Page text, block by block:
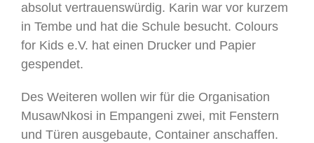
absolut vertrauenswürdig. Karin war vor kurzem
in Tembe und hat die Schule besucht. Colours
for Kids e.V. hat einen Drucker und Papier
gespendet.
Des Weiteren wollen wir für die Organisation
MusawNkosi in Empangeni zwei, mit Fenstern
und Türen ausgebaute, Container anschaffen.